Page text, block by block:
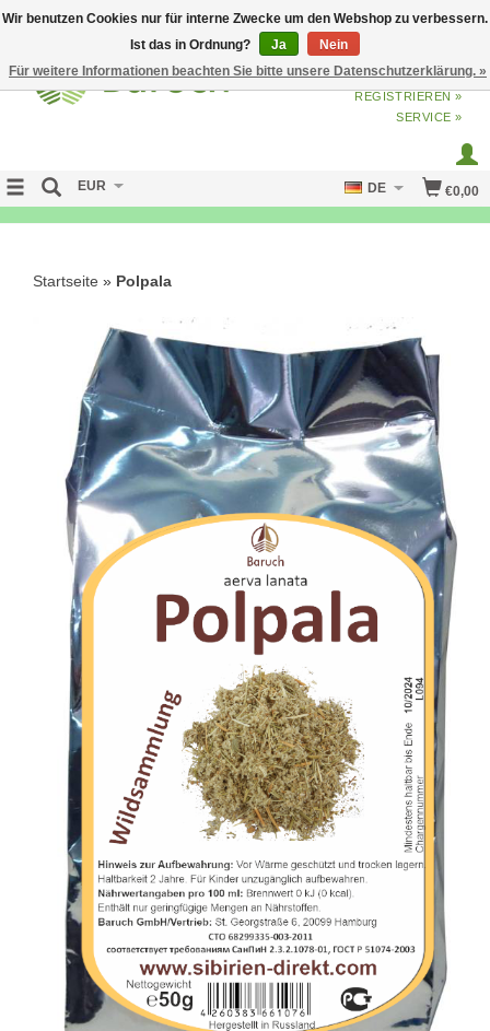
ANMELDENODERJETZT
REGISTRIEREN »
SERVICE »
€0,00
EUR DE
Startseite » Polpala
Wir benutzen Cookies nur für interne Zwecke um den Webshop zu verbessern.
Ist das in Ordnung?
Ja
Nein
Für weitere Informationen beachten Sie bitte unsere Datenschutzerklärung. »